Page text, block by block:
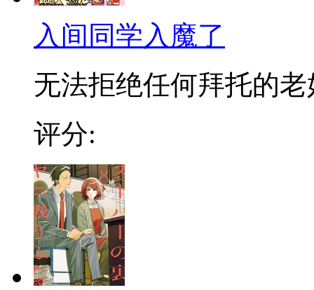
入间同学入魔了
无法拒绝任何拜托的老
评分: